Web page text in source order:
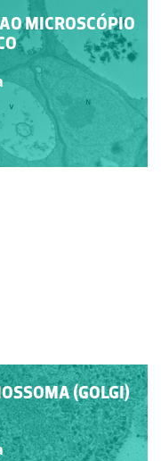
MICROSCÓPIO
(GOLGI)